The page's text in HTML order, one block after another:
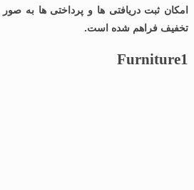
امکان ثبت دریافتی ها و پرداختی ها به
تخفیف فراهم شده است.
Furniture1